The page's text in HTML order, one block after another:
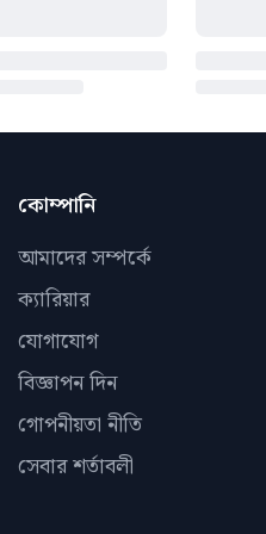
কোম্পানি
আমাদের সম্পর্কে
ক্যারিয়ার
যোগাযোগ
বিজ্ঞাপন দিন
গোপনীয়তা নীতি
সেবার শর্তাবলী